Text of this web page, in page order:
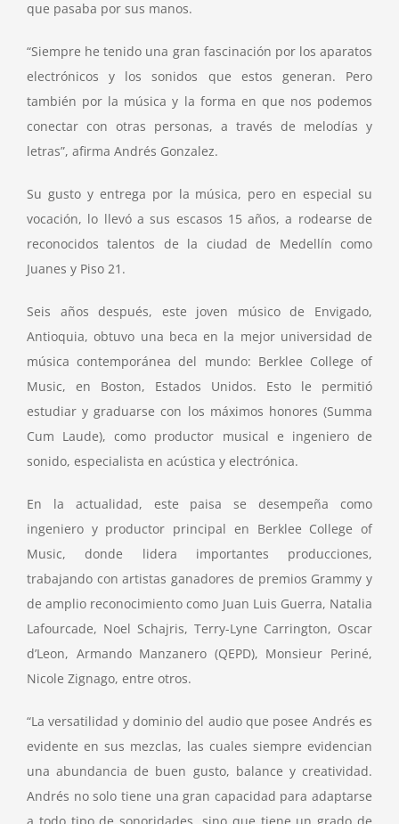
que pasaba por sus manos.
“Siempre he tenido una gran fascinación por los aparatos
electrónicos y los sonidos que estos generan. Pero
también por la música y la forma en que nos podemos
conectar con otras personas, a través de melodías y
letras”, afirma Andrés Gonzalez.
Su gusto y entrega por la música, pero en especial su
vocación, lo llevó a sus escasos 15 años, a rodearse de
reconocidos talentos de la ciudad de Medellín como
Juanes y Piso 21.
Seis años después, este joven músico de Envigado,
Antioquia, obtuvo una beca en la mejor universidad de
música contemporánea del mundo: Berklee College of
Music, en Boston, Estados Unidos. Esto le permitió
estudiar y graduarse con los máximos honores (Summa
Cum Laude), como productor musical e ingeniero de
sonido, especialista en acústica y electrónica.
En la actualidad, este paisa se desempeña como
ingeniero y productor principal en Berklee College of
Music, donde lidera importantes producciones,
trabajando con artistas ganadores de premios Grammy y
de amplio reconocimiento como Juan Luis Guerra, Natalia
Lafourcade, Noel Schajris, Terry-Lyne Carrington, Oscar
d’Leon, Armando Manzanero (QEPD), Monsieur Periné,
Nicole Zignago, entre otros.
“La versatilidad y dominio del audio que posee Andrés es
evidente en sus mezclas, las cuales siempre evidencian
una abundancia de buen gusto, balance y creatividad.
Andrés no solo tiene una gran capacidad para adaptarse